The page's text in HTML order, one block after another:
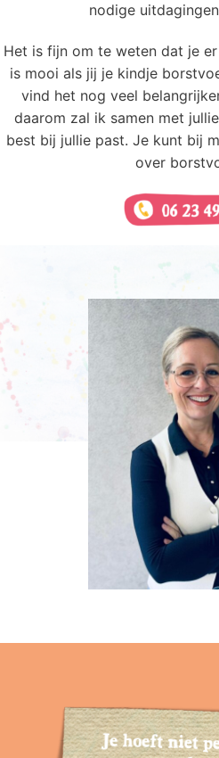
nodige
Het is fijn om te weten dat je
is mooi als jij je kindje
vind het nog veel
daarom zal ik samen met
best bij jullie past. Je kunt bij
over